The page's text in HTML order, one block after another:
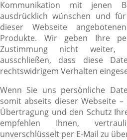
Kommunikation mit jenen
ausdrücklich wünschen und
dieser Webseite
Produkte. Wir geben Ihre
Zustimmung nicht weiter,
ausschließen, dass diese
rechtswidrigem Verhalten
Wenn Sie uns persönliche
somit abseits dieser Webseite
Übertragung und den Schutz
empfehlen Ihnen,
unverschlüsselt per E-Mail zu